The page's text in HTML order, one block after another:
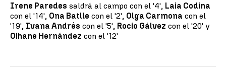
Irene Paredes saldrá al campo con el '4', Laia Codina
con el '14', Ona Batlle con el '2', Olga Carmona con el
'19', Ivana Andrés con el '5', Rocío Gálvez con el '20' y
Oihane Hernández con el '12'